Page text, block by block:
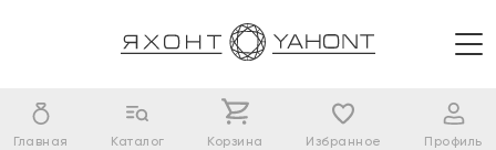
Главная Каталог Корзина Избранное Профиль